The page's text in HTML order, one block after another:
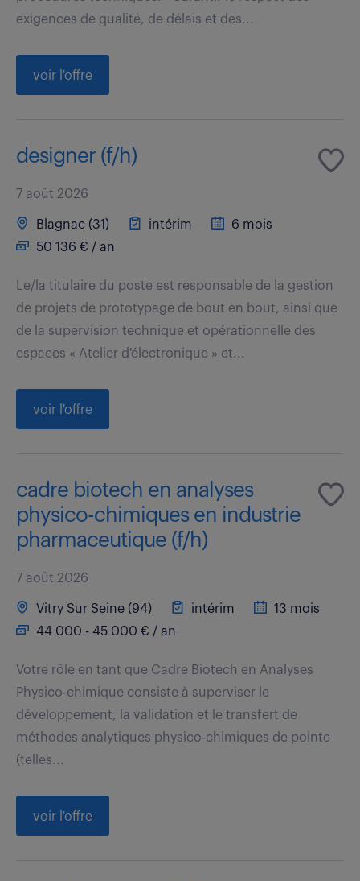
exigences de qualité, de délais et des...
voir l'offre
designer (f/h)
7 août 2026
Blagnac (31) intérim
6 mois
50 136 € / an
Le/la titulaire du poste est responsable de la gestion
de projets de prototypage de bout en bout, ainsi que
de la supervision technique et opérationnelle des
espaces « Atelier d'électronique » et...
voir l'offre
cadre biotech en analyses
physico-chimiques en industrie
pharmaceutique (f/h)
7 août 2026
Vitry Sur Seine (94) intérim
13 mois
44 000 - 45 000 € / an
Votre rôle en tant que Cadre Biotech en Analyses
Physico-chimique consiste à superviser le
développement, la validation et le transfert de
méthodes analytiques physico-chimiques de pointe
(telles...
voir l'offre